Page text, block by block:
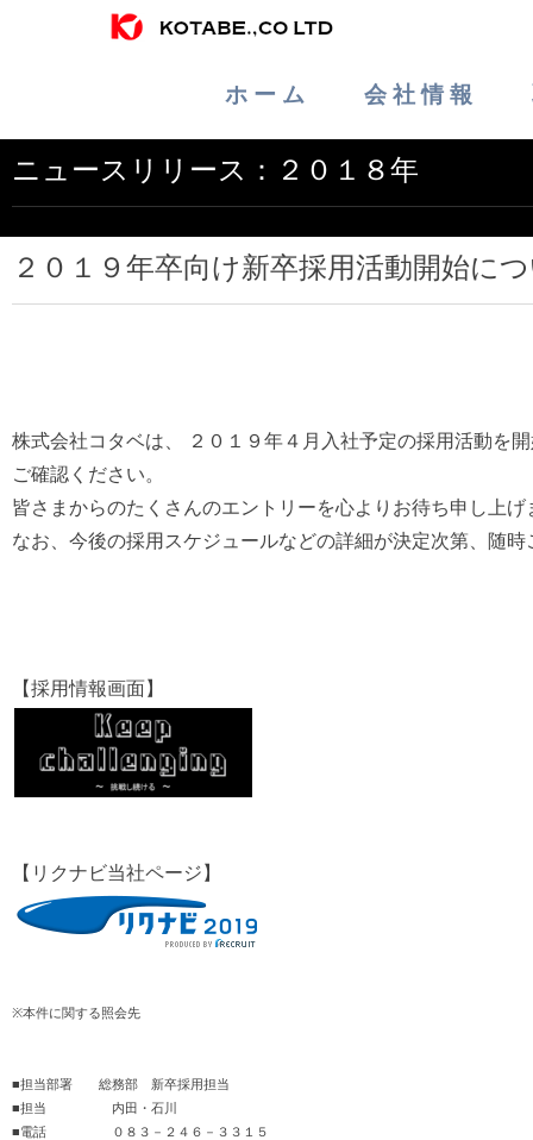
ホ ー ム 会 社 情 報
ニュースリリース：２０１８年
２０１９年卒向け新卒採用活動開始に
株式会社コタベは、 ２０１９年４月入社予定の採用活動を
ご確認ください。
皆さまからのたくさんのエントリーを心よりお待ち申し上げ
なお、今後の採用スケジュールなどの詳細が決定次第、随
【採用情報画面】
【リクナビ当社ページ】
※本件に関する照会先
■担当部署 総務部 新卒採用担当
■担当 内田・石川
■電話 ０８３－２４６－３３１５